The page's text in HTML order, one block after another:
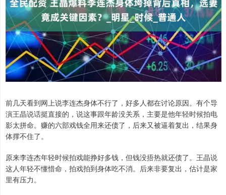
前几天看到网上说李连杰身体不行了，好多人都在讨论原因。有个导
演王晶说话挺直接的，说这事跟年龄没关系，主要是他年轻时候拍电
影太拼命。赚的六部戏钱全用来还债了，后来又被逼着复出，结果身
体撑不住了。
原来李连杰年轻时候拍戏能挣好多钱，但钱没捂热就还债了。王晶说
这人年轻不懂惜命，拍戏拍到身体吃不消。后来非要复出，估计是家
里有压力。